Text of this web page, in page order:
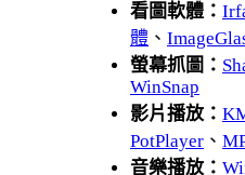
看圖軟體：
體 、
螢幕抓圖：
WinSnap
影片播放：
PotPlayer 、
音樂播放：